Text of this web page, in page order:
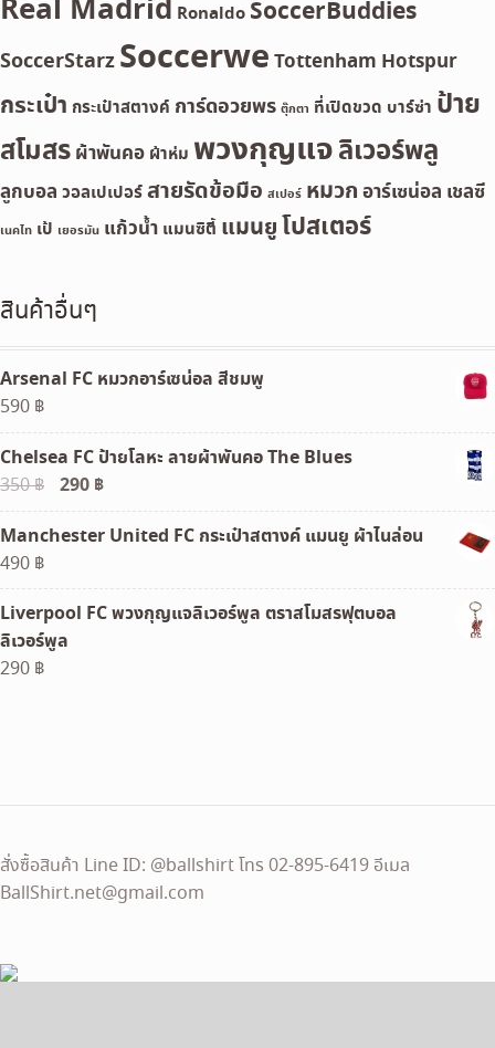
Real Madrid Ronaldo SoccerBuddies
SoccerStarzSoccerwe Tottenham Hotspur
กระเป๋า กระเป๋าสตางค์ การ์ดอวยพร ตุ๊กตา ที่เปิดขวด บาร์ซ่า ป้าย
สโมสร ผ้าพันคอ ผ้าห่ม พวงกุญแจลิเวอร์พลู
ลูกบอล วอลเปเปอร์สายรัดข้อมือ สเปอร์ หมวก อาร์เซน่อล เชลซี
เนคไท เป้ เยอรมัน แก้วน้ำ แมนซิตี้ แมนยูโปสเตอร์
สินค้าอื่นๆ
Arsenal FC หมวกอาร์เซน่อล สีชมพู
590 ฿
Chelsea FC ป้ายโลหะ ลายผ้าพันคอ The Blues
350฿
Original
price
was:
290 ฿Current
price
is:
Manchester United FC กระเป๋าสตางค์ แมนยู ผ้าไนล่อน
490 ฿
Liverpool FC พวงกุญแจลิเวอร์พูล ตราสโมสรฟุตบอล
ลิเวอร์พูล
290 ฿
สั่งซื้อสินค้า Line ID: @ballshirt โทร 02-895-6419 อีเมล
BallShirt.net@gmail.com